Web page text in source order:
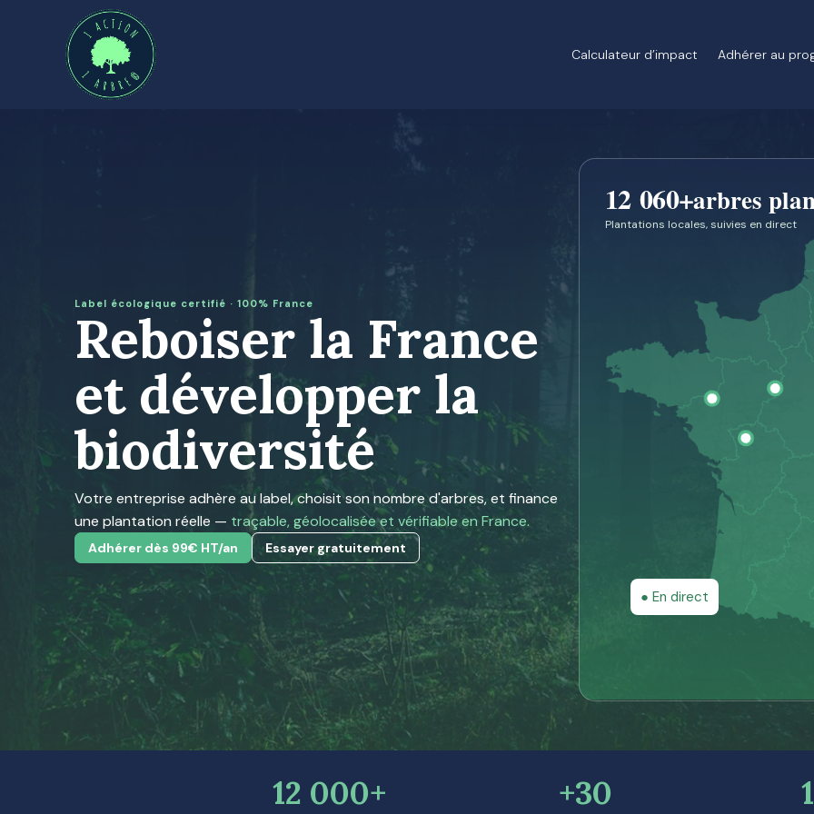
Calculateur d’impact Adhérer au
Label écologique certifié · 100% France
Reboiser la France
et développer la
biodiversité
Votre entreprise adhère au label, choisit son nombre d'arbres, et finance
une plantation réelle — traçable, géolocalisée et vérifiable en France.
Adhérer dès 99€ HT/an Essayer gratuitement
12 060+arbres
Plantations locales, suivies en direct
● En direct
12 000+ +30